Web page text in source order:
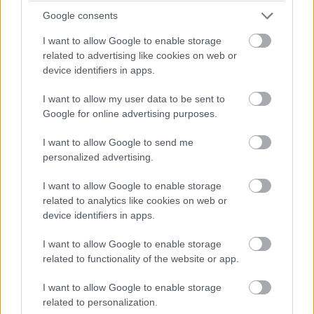
Google consents
I want to allow Google to enable storage
related to advertising like cookies on web or
device identifiers in apps.
I want to allow my user data to be sent to
Google for online advertising purposes.
I want to allow Google to send me
personalized advertising.
I want to allow Google to enable storage
related to analytics like cookies on web or
device identifiers in apps.
I want to allow Google to enable storage
related to functionality of the website or app.
I want to allow Google to enable storage
related to personalization.
turbópékek versenyzőjét, Nick Yellolyt bokszutcai gyorshajtás
Fuocót ezúttal azzal biztatják, hogy sokkal több
többet kockáztathat, mint riválisa.
Fuocónak jelzik, hogy nyugodtan nyomja ki az autó
Fuoco otthagyja Giovinazzit és közelíti a második
helyen haladó Porschét. Kubica előnye 35 másodperc felett.